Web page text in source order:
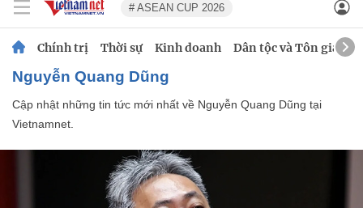
# ASEAN CUP 2026
Chính trị Thời sự Kinh doanh Dân tộc và Tôn giáo
Nguyễn Quang Dũng
Cập nhật những tin tức mới nhất về Nguyễn Quang Dũng tại
Vietnamnet.